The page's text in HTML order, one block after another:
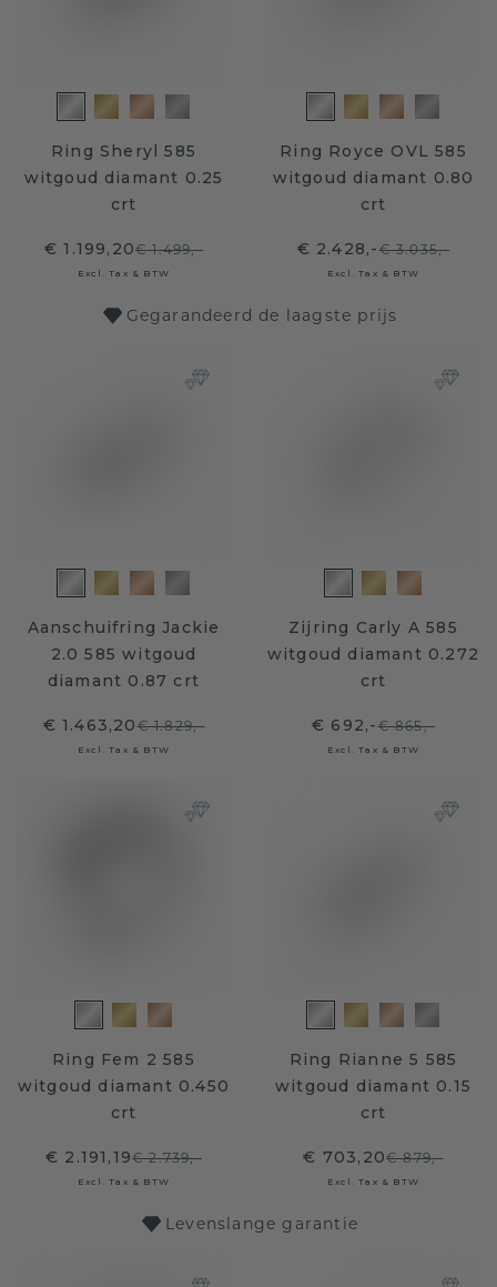
Ring Sheryl 585
witgoud diamant 0.25
crt
€ 1.199,20€ 1.499,-
Excl. Tax & BTW
Ring Royce OVL 585
witgoud diamant 0.80
crt
€ 2.428,-€ 3.035,-
Excl. Tax & BTW
Gegarandeerd de laagste prijs
Aanschuifring Jackie
2.0 585 witgoud
diamant 0.87 crt
€ 1.463,20€ 1.829,-
Excl. Tax & BTW
Zijring Carly A 585
witgoud diamant 0.272
crt
€ 692,-€ 865,-
Excl. Tax & BTW
Ring Fem 2 585
witgoud diamant 0.450
crt
€ 2.191,19€ 2.739,-
Excl. Tax & BTW
Ring Rianne 5 585
witgoud diamant 0.15
crt
€ 703,20€ 879,-
Excl. Tax & BTW
Levenslange garantie